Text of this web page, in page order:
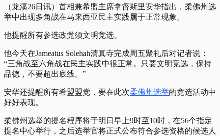
（龙溪26日讯）首相兼希盟主席拿督斯里安华指出，柔佛州选
举中出现多角战在马来西亚民主实践属于正常现象。
他提醒所有参选政党须文明竞选。
他今天在Jameatus Solehah清真寺完成周五聚礼后对记者说：
“三角战至六角战在民主实践中很正常。只要文明竞选，保持
品德，不要超出底线。”
安华还提醒所有希盟盟党，要在此次柔佛州选举的竞选活动中
好好表现。
柔佛州选举的提名程序将于明日早上9时至10时，在56个指定
提名中心举行，之后选举官将正式公布符合参选资格的候选人